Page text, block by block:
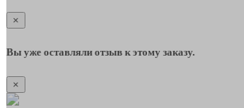
×
Вы уже оставляли отзыв к этому заказу.
×